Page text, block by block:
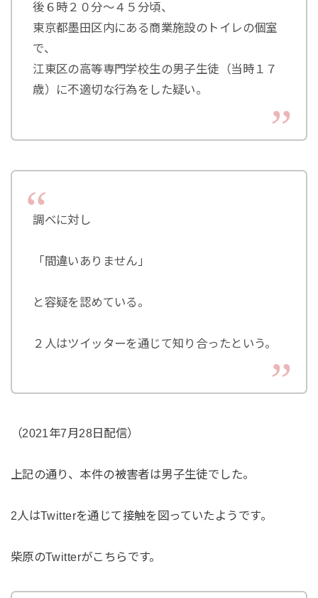
後６時２０分～４５分頃、
東京都墨田区内にある商業施設のトイレの個室
で、
江東区の高等専門学校生の男子生徒（当時１７
歳）に不適切な行為をした疑い。
調べに対し
「間違いありません」
と容疑を認めている。
２人はツイッターを通じて知り合ったという。
（2021年7月28日配信）
上記の通り、本件の被害者は男子生徒でした。
2人はTwitterを通じて接触を図っていたようです。
柴原のTwitterがこちらです。